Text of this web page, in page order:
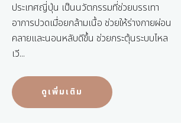
ประเทศญี่ปุ่น เป็นนวัตกรรมที่ช่วยบรรเทา
อาการปวดเมื่อยกล้ามเนื้อ ช่วยให้ร่างกายผ่อน
คลายและนอนหลับดีขึ้น ช่วยกระตุ้นระบบไหล
เวี...
ดูเพิ่มเติม